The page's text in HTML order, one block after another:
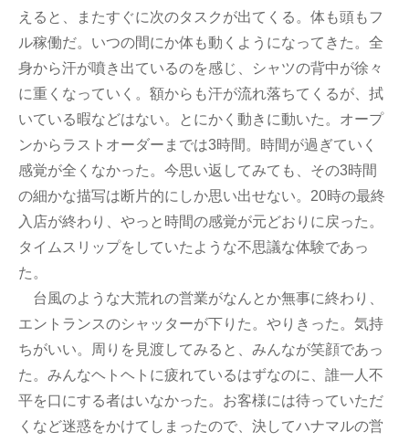
えると、またすぐに次のタスクが出てくる。体も頭もフ
ル稼働だ。いつの間にか体も動くようになってきた。全
身から汗が噴き出ているのを感じ、シャツの背中が徐々
に重くなっていく。額からも汗が流れ落ちてくるが、拭
いている暇などはない。とにかく動きに動いた。オープ
ンからラストオーダーまでは3時間。時間が過ぎていく
感覚が全くなかった。今思い返してみても、その3時間
の細かな描写は断片的にしか思い出せない。20時の最終
入店が終わり、やっと時間の感覚が元どおりに戻った。
タイムスリップをしていたような不思議な体験であっ
た。
台風のような大荒れの営業がなんとか無事に終わり、
エントランスのシャッターが下りた。やりきった。気持
ちがいい。周りを見渡してみると、みんなが笑顔であっ
た。みんなヘトヘトに疲れているはずなのに、誰一人不
平を口にする者はいなかった。お客様には待っていただ
くなど迷惑をかけてしまったので、決してハナマルの営